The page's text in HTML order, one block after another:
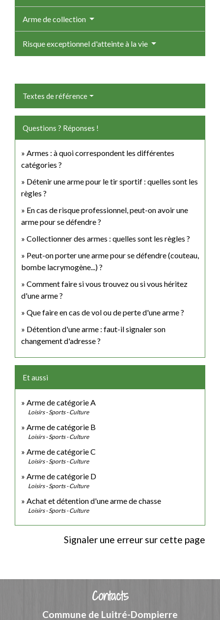
Arme de collection
Risque exceptionnel d'atteinte à la vie
Textes de référence
Questions ? Réponses !
Armes : à quoi correspondent les différentes
catégories ?
Détenir une arme pour le tir sportif : quelles sont les
règles ?
En cas de risque professionnel, peut-on avoir une
arme pour se défendre ?
Collectionner des armes : quelles sont les règles ?
Peut-on porter une arme pour se défendre (couteau,
bombe lacrymogène...) ?
Comment faire si vous trouvez ou si vous héritez
d'une arme ?
Que faire en cas de vol ou de perte d'une arme ?
Détention d'une arme : faut-il signaler son
changement d'adresse ?
Et aussi
Arme de catégorie A
Loisirs - Sports - Culture
Arme de catégorie B
Loisirs - Sports - Culture
Arme de catégorie C
Loisirs - Sports - Culture
Arme de catégorie D
Loisirs - Sports - Culture
Achat et détention d'une arme de chasse
Loisirs - Sports - Culture
Signaler une erreur sur cette page
Contacts
Commune de Luitré-Dompierre